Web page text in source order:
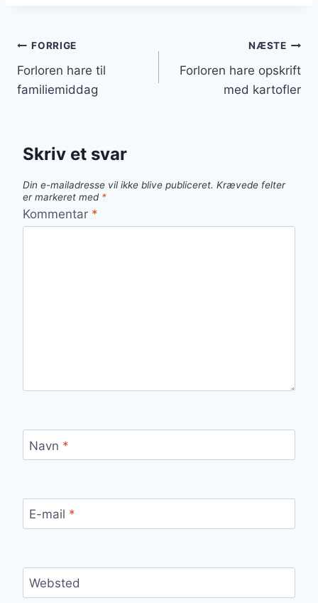
Indlægsnavigation
FORRIGE
Forloren hare til
familiemiddag
NÆSTE
Forloren hare opskrift
med kartofler
Skriv et svar
Din e-mailadresse vil ikke blive publiceret. Krævede felter
er markeret med *
Kommentar *
Navn *
E-mail *
Websted